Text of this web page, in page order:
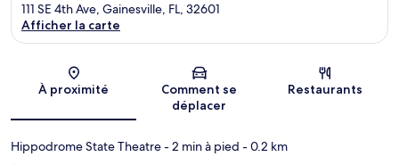
Carte
111 SE 4th Ave, Gainesville, FL, 32601
Afficher la carte
À proximité
Comment se
déplacer
Restaurants
Hippodrome State Theatre- 2 min à pied - 0.2 km